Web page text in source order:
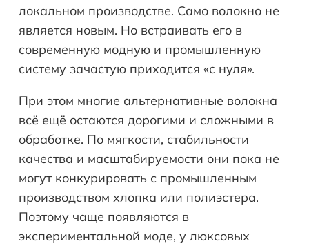
локальном производстве. Само волокно не
является новым. Но встраивать его в
современную модную и промышленную
систему зачастую приходится «с нуля».
При этом многие альтернативные волокна
всё ещё остаются дорогими и сложными в
обработке. По мягкости, стабильности
качества и масштабируемости они пока не
могут конкурировать с промышленным
производством хлопка или полиэстера.
Поэтому чаще появляются в
экспериментальной моде, у люксовых